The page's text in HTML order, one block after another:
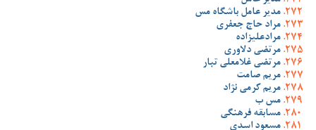
مدیر عامل باشگاه مس
مراد حاج جعفری
مرادعلیزاده
مرتضی دلاوری
مرتضی غلامعلی تبار
مریم صامت
مریم کرمی نژاد
مس ب
مسابقه فرهنگی
مسعود اسدی